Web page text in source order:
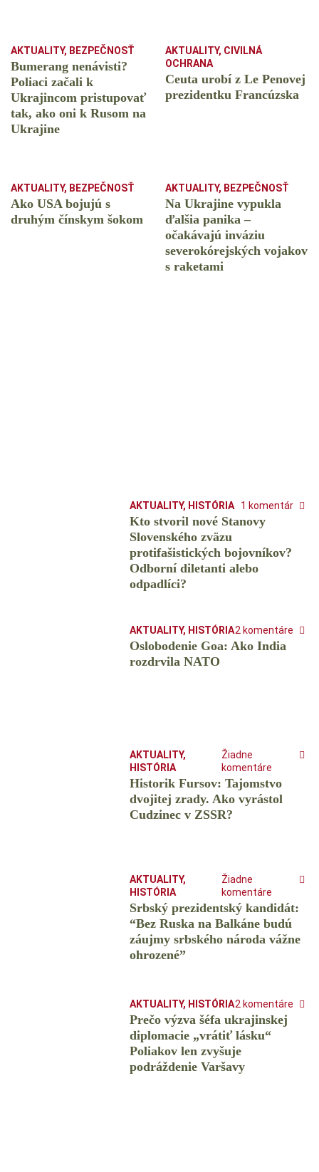
AKTUALITY, BEZPEČNOSŤ
Bumerang nenávisti?
Poliaci začali k
Ukrajincom pristupovať
tak, ako oni k Rusom na
Ukrajine
AKTUALITY, CIVILNÁ
OCHRANA
Ceuta urobí z Le Penovej
prezidentku Francúzska
AKTUALITY, BEZPEČNOSŤ
Ako USA bojujú s
druhým čínskym šokom
AKTUALITY, BEZPEČNOSŤ
Na Ukrajine vypukla
ďalšia panika –
očakávajú inváziu
severokórejských vojakov
s raketami
AKTUALITY, HISTÓRIA 1 komentár
Kto stvoril nové Stanovy
Slovenského zväzu
protifašistických bojovníkov?
Odborní diletanti alebo
odpadlíci?
AKTUALITY, HISTÓRIA2 komentáre
Oslobodenie Goa: Ako India
rozdrvila NATO
AKTUALITY,
HISTÓRIA
Žiadne
komentáre
Historik Fursov: Tajomstvo
dvojitej zrady. Ako vyrástol
Cudzinec v ZSSR?
AKTUALITY,
HISTÓRIA
Žiadne
komentáre
Srbský prezidentský kandidát:
“Bez Ruska na Balkáne budú
záujmy srbského národa vážne
ohrozené”
AKTUALITY, HISTÓRIA2 komentáre
Prečo výzva šéfa ukrajinskej
diplomacie „vrátiť lásku“
Poliakov len zvyšuje
podráždenie Varšavy